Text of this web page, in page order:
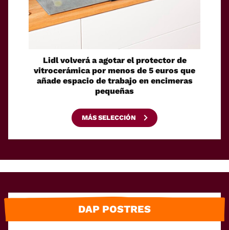
Lidl volverá a agotar el protector de
vitrocerámica por menos de 5 euros que
añade espacio de trabajo en encimeras
pequeñas
MÁS SELECCIÓN
DAP POSTRES